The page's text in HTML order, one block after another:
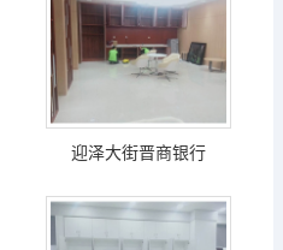
迎泽大街晋商银行